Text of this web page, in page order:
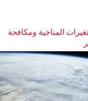
المناخية ومكافحة